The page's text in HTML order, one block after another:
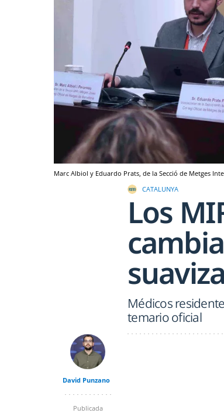
Marc Albiol y Eduardo Prats, de la Secció de Metges
CATALUNYA
Los
Médicos
temario oficial
David Punzano
Publicada